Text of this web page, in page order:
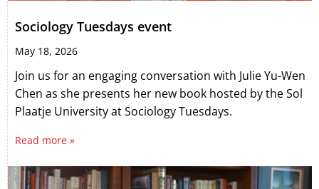
Sociology Tuesdays event
May 18, 2026
Join us for an engaging conversation with Julie Yu-Wen
Chen as she presents her new book hosted by the Sol
Plaatje University at Sociology Tuesdays.
Read more »